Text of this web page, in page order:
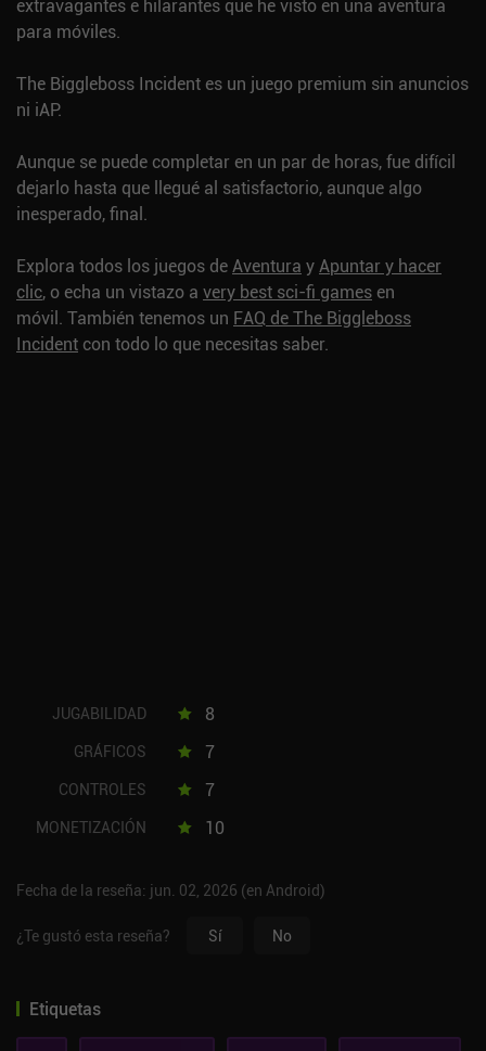
extravagantes e hilarantes que he visto en una aventura
para móviles.
The Biggleboss Incident es un juego premium sin anuncios
ni iAP.
Aunque se puede completar en un par de horas, fue difícil
dejarlo hasta que llegué al satisfactorio, aunque algo
inesperado, final.
Explora todos los juegos deAventura yApuntar y hacer
clic, o echa un vistazo a very best sci-fi games en
móvil. También tenemos un FAQ de The Biggleboss
Incident con todo lo que necesitas saber.
JUGABILIDAD 8
GRÁFICOS 7
CONTROLES 7
MONETIZACIÓN 10
Fecha de la reseña: jun. 02, 2026 (en Android)
¿Te gustó esta reseña? Sí No
Etiquetas